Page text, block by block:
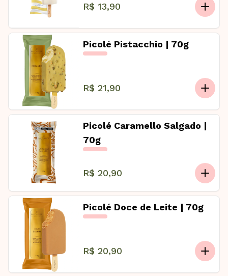
R$ 13,90
Picolé Pistacchio | 70g
R$ 21,90
Picolé Caramello Salgado |
70g
R$ 20,90
Picolé Doce de Leite | 70g
R$ 20,90